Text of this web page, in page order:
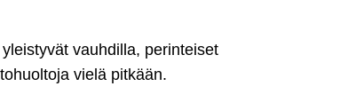
vauhdilla, perinteiset
vielä pitkään.